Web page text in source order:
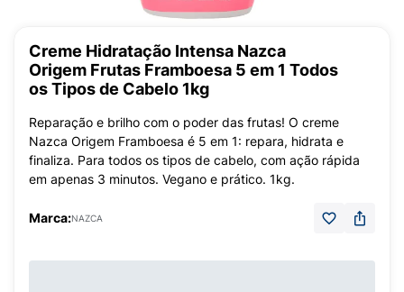
Creme Hidratação Intensa Nazca
Origem Frutas Framboesa 5 em 1 Todos
os Tipos de Cabelo 1kg
Reparação e brilho com o poder das frutas! O creme
Nazca Origem Framboesa é 5 em 1: repara, hidrata e
finaliza. Para todos os tipos de cabelo, com ação rápida
em apenas 3 minutos. Vegano e prático. 1kg.
Marca:NAZCA